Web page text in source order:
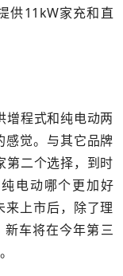
供11kW家充和直
增程式和纯电动两
觉。与其它品牌
第二个选择，到时
电动哪个更加好
上市后，除了理
新车将在今年第三